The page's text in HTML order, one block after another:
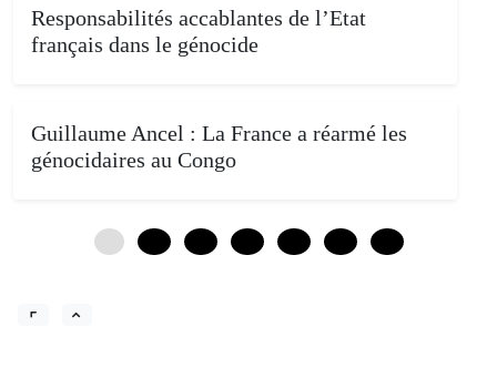
Responsabilités accablantes de l’Etat
français dans le génocide
Guillaume Ancel : La France a réarmé les
génocidaires au Congo